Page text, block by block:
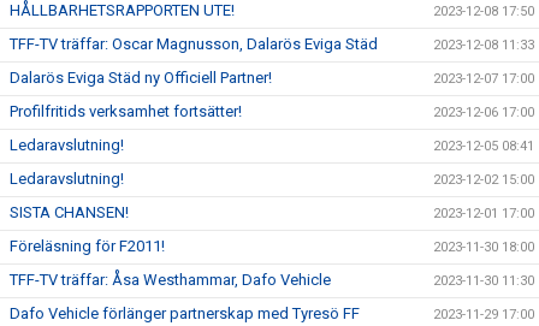
HÅLLBARHETSRAPPORTEN UTE! 2023-12-08 17:50
TFF-TV träffar: Oscar Magnusson, Dalarös Eviga Städ 2023-12-08 11:33
Dalarös Eviga Städ ny Officiell Partner! 2023-12-07 17:00
Profilfritids verksamhet fortsätter! 2023-12-06 17:00
Ledaravslutning! 2023-12-05 08:41
Ledaravslutning! 2023-12-02 15:00
SISTA CHANSEN! 2023-12-01 17:00
Föreläsning för F2011! 2023-11-30 18:00
TFF-TV träffar: Åsa Westhammar, Dafo Vehicle 2023-11-30 11:30
Dafo Vehicle förlänger partnerskap med Tyresö FF 2023-11-29 17:00